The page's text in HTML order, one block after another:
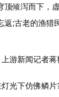
倾泻而下，
;古老的渔猎
游新闻记者
光下仿佛鳞